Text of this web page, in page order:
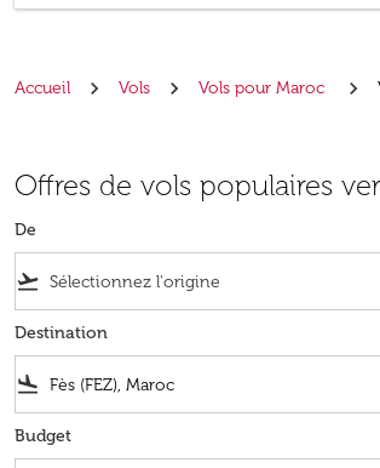
Accueil Vols Vols pour Maroc
Offres de vols populaires
De
flight_takeoff
Destination
flight_land
Budget